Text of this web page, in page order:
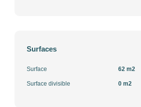
Surfaces
Surface 62 m2
Surface divisible 0 m2